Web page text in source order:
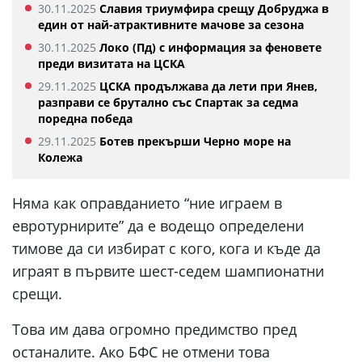
30.11.2025 Славия триумфира срещу Добруджа в
един от най-атрактивните мачове за сезона
30.11.2025 Локо (Пд) с информация за феновете
преди визитата на ЦСКА
29.11.2025 ЦСКА продължава да лети при Янев,
разправи се брутално със Спартак за седма
поредна победа
29.11.2025 Ботев прекърши Черно море на
Колежа
Няма как оправданието “ние играем в
евротурнирите” да е водещо определени
тимове да си избират с кого, кога и къде да
играят в първите шест-седем шампионатни
срещи.
Това им дава огромно предимство пред
останалите. Ако БФС не отмени това